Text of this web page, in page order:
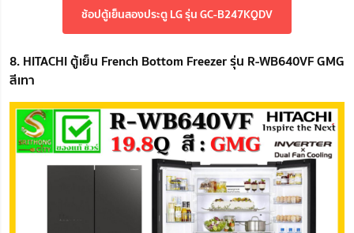
ช้อปตู้เย็นสองประตู LG รุ่น GC-B247KQDV
8. HITACHI ตู้เย็น French Bottom Freezer รุ่น R-WB640VF GMG
สีเทา